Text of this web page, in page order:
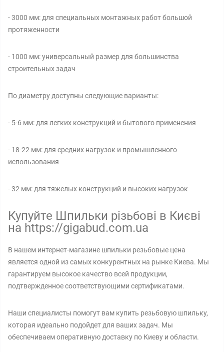
- 3000 мм: для специальных монтажных работ большой
протяженности
- 1000 мм: универсальный размер для большинства
строительных задач
По диаметру доступны следующие варианты:
- 5-6 мм: для легких конструкций и бытового применения
- 18-22 мм: для средних нагрузок и промышленного
использования
- 32 мм: для тяжелых конструкций и высоких нагрузок
Купуйте Шпильки різьбові в Києві
на https://gigabud.com.ua
В нашем интернет-магазине шпильки резьбовые цена
является одной из самых конкурентных на рынке Киева. Мы
гарантируем высокое качество всей продукции,
подтвержденное соответствующими сертификатами.
Наши специалисты помогут вам купить резьбовую шпильку,
которая идеально подойдет для ваших задач. Мы
обеспечиваем оперативную доставку по Киеву и области.